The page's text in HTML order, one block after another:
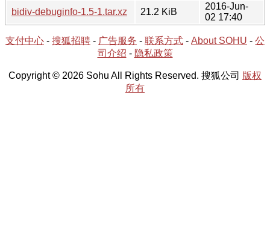
bidiv-debuginfo-1.5-1.tar.xz
21.2 KiB
2016-Jun-
02 17:40
支付中心 - 搜狐招聘 - 广告服务 - 联系方式 - About SOHU - 公
司介绍 - 隐私政策
Copyright © 2026 Sohu All Rights Reserved. 搜狐公司 版权
所有